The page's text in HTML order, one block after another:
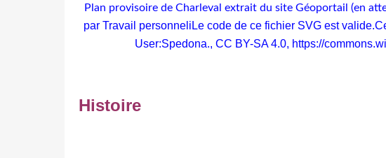
Plan provisoire de Charleval extrait du site Géoportail (en
par Travail personneliLe code de ce fichier SVG est
User:Spedona., CC BY-SA 4.0, https://
Histoire